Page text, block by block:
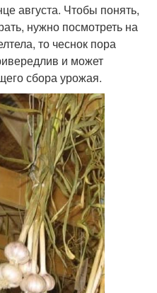
августа. Чтобы понять,
нужно посмотреть на
то чеснок пора
и может
сбора урожая.